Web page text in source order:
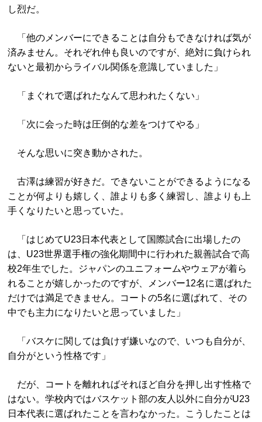
し烈だ。
「他のメンバーにできることは自分もできなければ気が
済みません。それぞれ仲も良いのですが、絶対に負けられ
ないと最初からライバル関係を意識していました」
「まぐれで選ばれたなんて思われたくない」
「次に会った時は圧倒的な差をつけてやる」
そんな思いに突き動かされた。
古澤は練習が好きだ。できないことができるようになる
ことが何よりも嬉しく、誰よりも多く練習し、誰よりも上
手くなりたいと思っていた。
「はじめてU23日本代表として国際試合に出場したの
は、U23世界選手権の強化期間中に行われた親善試合で高
校2年生でした。ジャパンのユニフォームやウェアが着ら
れることが嬉しかったのですが、メンバー12名に選ばれた
だけでは満足できません。コートの5名に選ばれて、その
中でも主力になりたいと思っていました」
「バスケに関しては負けず嫌いなので、いつも自分が、
自分がという性格です」
だが、コートを離れればそれほど自分を押し出す性格で
はない。学校内ではバスケット部の友人以外に自分がU23
日本代表に選ばれたことを言わなかった。こうしたことは